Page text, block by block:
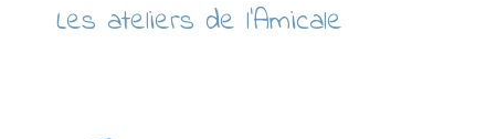
Les ateliers de l’Amicale